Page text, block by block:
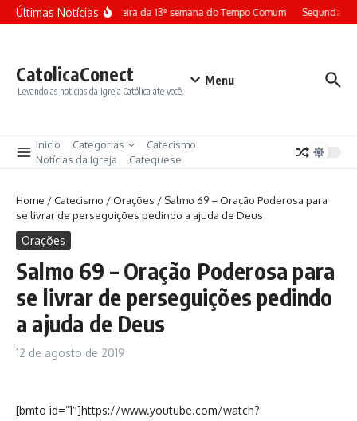
Ir para o conteúdo
Últimas NotíciasTerça-feira da 13ª semana do Tempo Comum Segunda-
CatolicaConect
Levando as noticias da Igreja Católica ate você.
Menu
Inicio Categorias
Catecismo
Notícias da Igreja
Catequese
Home /Catecismo /Orações / Salmo 69 – Oração Poderosa para
se livrar de perseguições pedindo a ajuda de Deus
Orações
Salmo 69 – Oração Poderosa para
se livrar de perseguições pedindo
a ajuda de Deus
12 de agosto de 2019
[bmto id=”1″]https://www.youtube.com/watch?